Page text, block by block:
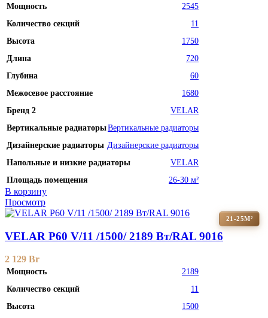
Мощность
2545
Количество секций
11
Высота
1750
Длина
720
Глубина
60
Межосевое расстояние
1680
Бренд 2
VELAR
Вертикальные радиаторыВертикальные радиаторы
Дизайнерские радиаторы Дизайнерские радиаторы
Напольные и низкие радиаторы
VELAR
Площадь помещения
26-30 м²
В корзину
Просмотр
21-25М²
VELAR P60 V/11 /1500/ 2189 Bт/RAL 9016
2 129 Br
Мощность
2189
Количество секций
11
Высота
1500